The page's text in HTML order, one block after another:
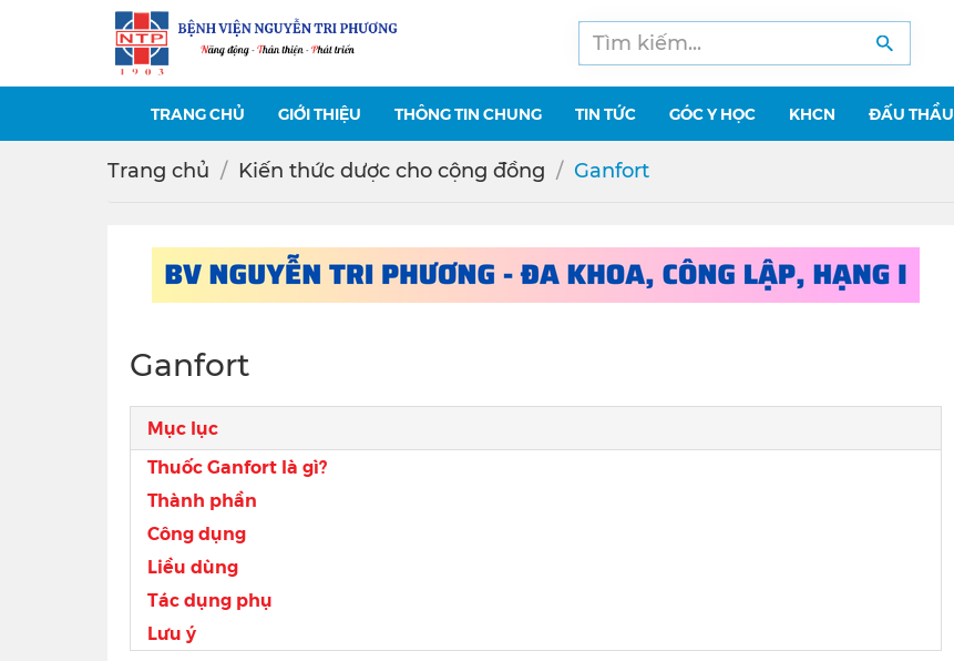
TRANG CHỦ GIỚI THIỆU THÔNG TIN CHUNG TIN TỨC GÓC Y HỌC KHCN ĐẤU THẦU
Trang chủ Kiến thức dược cho cộng đồng Ganfort
Ganfort
Mục lục
Thuốc Ganfort là gì?
Thành phần
Công dụng
Liều dùng
Tác dụng phụ
Lưu ý